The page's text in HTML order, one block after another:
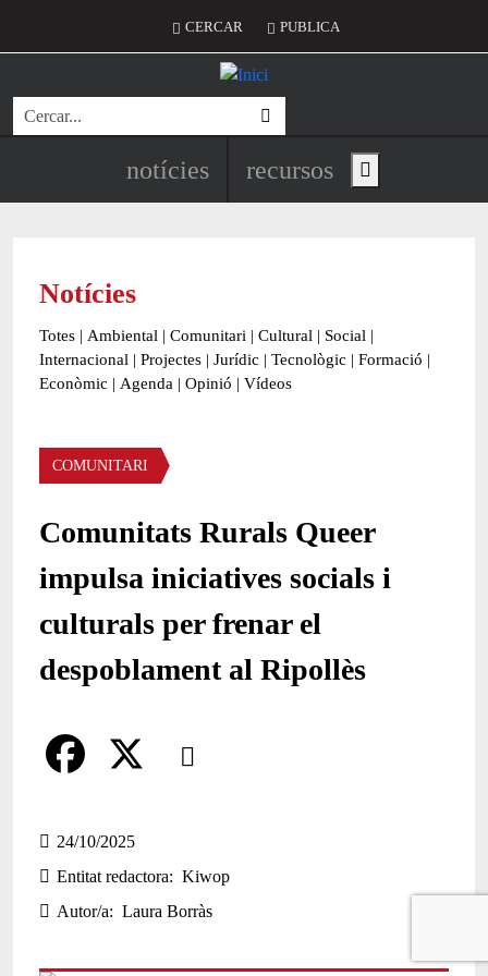
Menú del compte d'usuari
CERCAR PUBLICA
Cerca
Navegació principal de
notícies recursos Show main menu
Notícies
Totes | Ambiental | Comunitari | Cultural | Social |
Internacional | Projectes | Jurídic | Tecnològic | Formació |
Econòmic | Agenda | Opinió | Vídeos
Àmbit de la notícia
COMUNITARI
Comunitats Rurals Queer
impulsa iniciatives socials i
culturals per frenar el
despoblament al Ripollès
Comparteix
a
c
e
24/10/2025
Entitat redactora
Kiwop
Autor/a
Laura Borràs